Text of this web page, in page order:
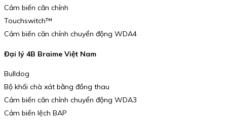
Cảm biến căn chỉnh
Touchswitch™
Cảm biến căn chỉnh chuyển động WDA4
Đại lý 4B Braime Việt Nam
Bulldog
Bộ khối chà xát bằng đồng thau
Cảm biến căn chỉnh chuyển động WDA3
Cảm biến lệch BAP